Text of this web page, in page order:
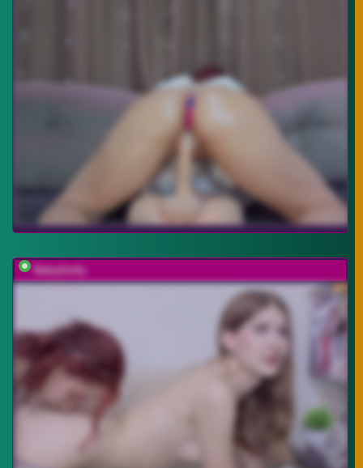
BabyGolly